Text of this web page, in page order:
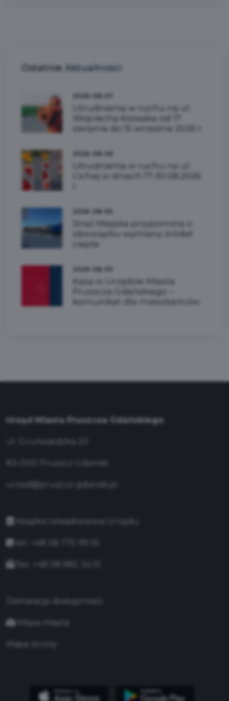
Ostatnie Aktualności
2026-08-07
Utrudnienia w ruchu na ul.
Wojciecha Kossaka od 17
sierpnia do 15 września 2026 r.
2026-08-06
Utrudnienia w ruchu na ul.
Cichej w dniach 17-30.08.2026
2026-08-05
Straż Miejska przypomina o
obowiązku wymiany źródeł
ciepła
2026-08-05
Kasa w Urzędzie Miasta
Pruszcza Gdańskiego –
komunikat dla mieszkańców
Urząd Miasta Pruszcza Gdańskiego
urzad@pruszcz-gdanski.pl
Książka teleadresowa Urzędu
Deklaracja dostępności
Mapa miasta
Mapa strony